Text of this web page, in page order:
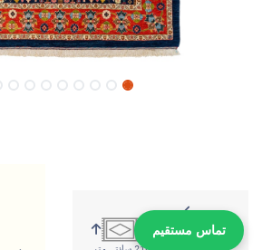
تماس مستقیم